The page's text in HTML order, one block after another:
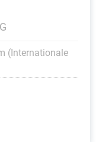
(Internationale